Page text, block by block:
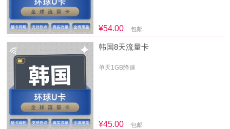
¥54.00 包邮
韩国8天流量卡
单天1GB降速
¥45.00 包邮